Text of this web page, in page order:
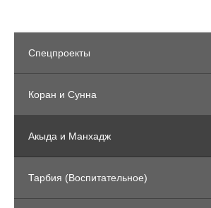
Спецпроекты
Коран и Сунна
Акыда и Манхадж
Тарбия (Воспитательное)